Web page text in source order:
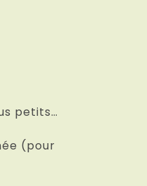
petits…
(pour